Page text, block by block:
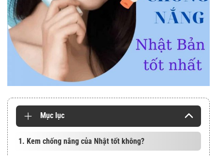
Mục lục
1. Kem chống nắng của Nhật tốt không?